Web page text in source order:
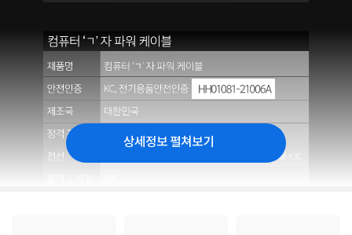
상세정보 펼쳐보기